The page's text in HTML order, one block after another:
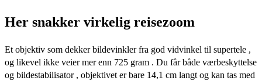
Her snakker virkelig reisezoom
Et objektiv som dekker bildevinkler fra god vidvinkel til supertele ,
og likevel ikke veier mer enn 725 gram . Du får både værbeskyttelse
og bildestabilisator , objektivet er bare 14,1 cm langt og kan tas med